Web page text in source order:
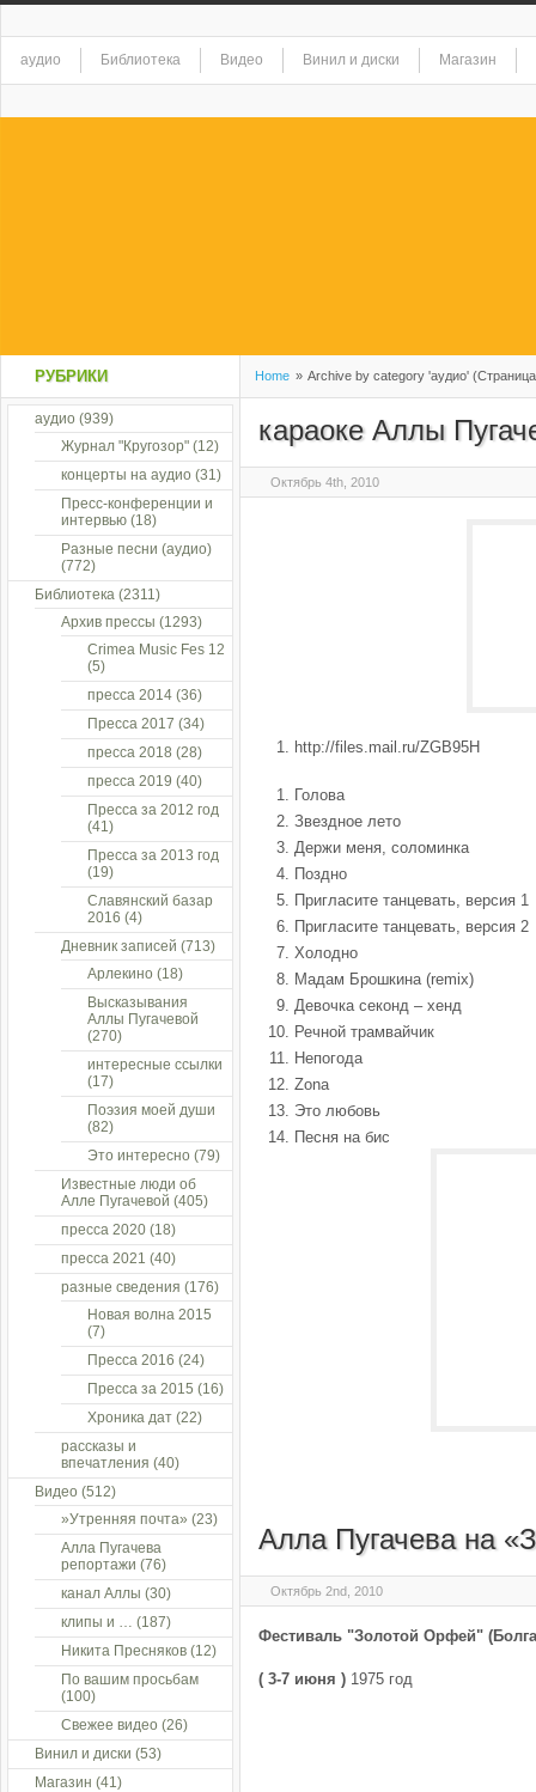
аудио Библиотека Видео Винил и диски Магазин
Home » Archive by category 'аудио'
караоке Аллы
Октябрь 4th, 2010
http://files.mail.ru/ZGB95H
Голова
Звездное лето
Держи меня, соломинка
Поздно
Пригласите танцевать, версия 1
Пригласите танцевать, версия 2
Холодно
Мадам Брошкина (remix)
Девочка секонд – хенд
Речной трамвайчик
Непогода
Zona
Это любовь
Песня на бис
Алла Пугачева на
Октябрь 2nd, 2010
Фестиваль "Золотой Орфей"
( 3-7 июня ) 1975 год
РУБРИКИ
аудио (939)
Журнал "Кругозор" (12)
концерты на аудио (31)
Пресс-конференции и
интервью (18)
Разные песни (аудио)
(772)
Библиотека (2311)
Архив прессы (1293)
Crimea Music Fes 12
(5)
пресса 2014 (36)
Пресса 2017 (34)
пресса 2018 (28)
пресса 2019 (40)
Пресса за 2012 год
(41)
Пресса за 2013 год
(19)
Славянский базар
2016 (4)
Дневник записей (713)
Арлекино (18)
Высказывания
Аллы Пугачевой
(270)
интересные ссылки
(17)
Поэзия моей души
(82)
Это интересно (79)
Известные люди об
Алле Пугачевой (405)
пресса 2020 (18)
пресса 2021 (40)
разные сведения (176)
Новая волна 2015
(7)
Пресса 2016 (24)
Пресса за 2015 (16)
Хроника дат (22)
рассказы и
впечатления (40)
Видео (512)
»Утренняя почта» (23)
Алла Пугачева
репортажи (76)
канал Аллы (30)
клипы и … (187)
Никита Пресняков (12)
По вашим просьбам
(100)
Свежее видео (26)
Винил и диски (53)
Магазин (41)